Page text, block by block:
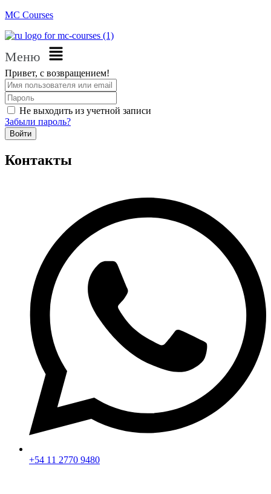
MC Courses
Меню
Привет, с возвращением!
Не выходить из учетной записи
Забыли пароль?
Войти
Контакты
+54 11 2770 9480